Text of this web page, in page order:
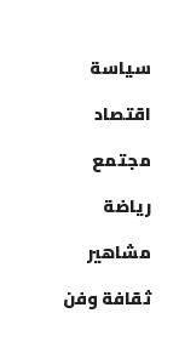
سياسة
اقتصاد
مجتمع
رياضة
مشاهير
ثقافة وفن